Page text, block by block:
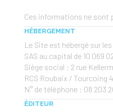
Ces informations ne sont
HÉBERGEMENT
Le Site est hébergé sur
SAS au capital de 10 069
Siège social : 2 rue
RCS Roubaix / Tourcoing
N° de téléphone : 08 203
ÉDITEUR